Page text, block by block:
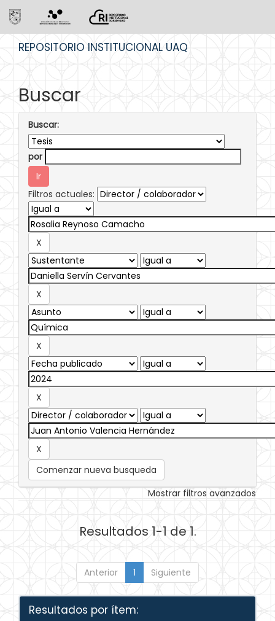
REPOSITORIO INSTITUCIONAL UAQ
Buscar
Buscar:
por
Filtros actuales:
Comenzar nueva busqueda
Mostrar filtros avanzados
Resultados 1-1 de 1.
Anterior 1 Siguiente
Resultados por ítem: